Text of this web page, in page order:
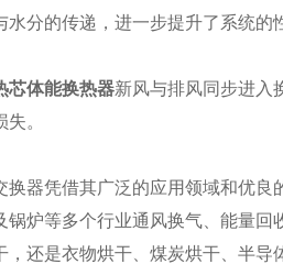
分的传递，进一步提升了系统的
芯体能换热器新风与排风同步进入
。
换器凭借其广泛的应用领域和优
锅炉等多个行业通风换气、能量
，还是衣物烘干、煤炭烘干、半